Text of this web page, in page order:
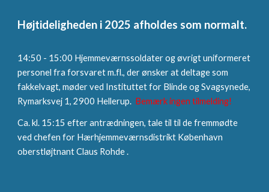
Højtideligheden i 2025 afholdes som normalt.
14:50 - 15:00 Hjemmeværnssoldater og øvrigt uniformeret
personel fra forsvaret m.fl., der ønsker at deltage som
fakkelvagt, møder ved Instituttet for Blinde og Svagsynede,
Rymarksvej 1, 2900 Hellerup. Bemærk ingen tilmelding!
Ca. kl. 15:15efter antrædningen,tale tiltil de fremmødte
ved chefen for Hærhjemmeværnsdistrikt København
oberstløjtnant Claus Rohde .